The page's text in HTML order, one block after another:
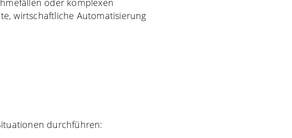
oder komplexen
wirtschaftliche Automatisierung
durchführen: